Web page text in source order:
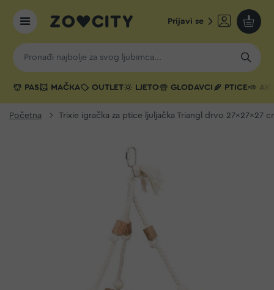
Prijavi se
Moja
PAS MAČKA OUTLET LJETO GLODAVCI PTICE
Početna Trixie igračka za ptice ljuljačka Triangl drvo 27x27x27